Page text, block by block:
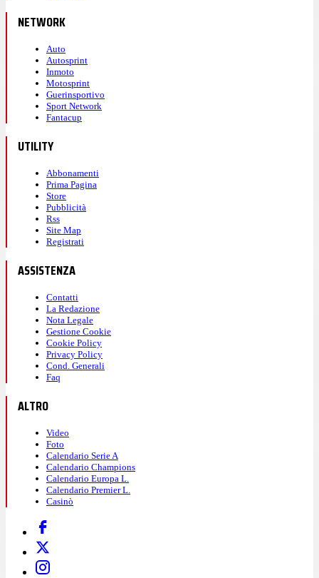
NETWORK
Auto
Autosprint
Inmoto
Motosprint
Guerinsportivo
Sport Network
Fantacup
UTILITY
Abbonamenti
Prima Pagina
Store
Pubblicità
Rss
Site Map
Registrati
ASSISTENZA
Contatti
La Redazione
Nota Legale
Gestione Cookie
Cookie Policy
Privacy Policy
Cond. Generali
Faq
ALTRO
Video
Foto
Calendario Serie A
Calendario Champions
Calendario Europa L.
Calendario Premier L.
Casinò